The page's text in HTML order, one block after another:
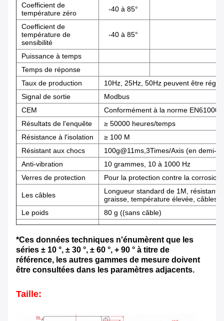
Coefficient de
température zéro
-40 à 85°
Coefficient de
température de
sensibilité
-40 à 85°
Puissance à temps
Temps de réponse
Taux de production
10Hz, 25Hz, 50Hz peuvent être
Signal de sortie
Modbus
CEM
Conformément à la norme EN61000
Résultats de l'enquête
≥ 50000 heures/temps
Résistance à l'isolation
≥ 100 M
Résistant aux chocs
100g@11ms,3Times/Axis (en demi-
Anti-vibration
10 grammes, 10 à 1000 Hz
Verres de protection
Pour la protection contre la corrosion
Les câbles
Longueur standard de 1M, résistant
graisse, température élevée, câbles
Le poids
80 g ((sans câble)
*Ces données techniques n'énumèrent que les
séries ± 10 °, ± 30 °, ± 60 °, + 90 ° à titre de
référence, les autres gammes de mesure doivent
être consultées dans les paramètres adjacents.
Taille: